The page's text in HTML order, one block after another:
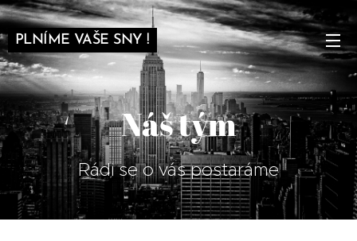
PLNÍME VAŠE SNY !
Náš tým
Rádi se o vás postaráme